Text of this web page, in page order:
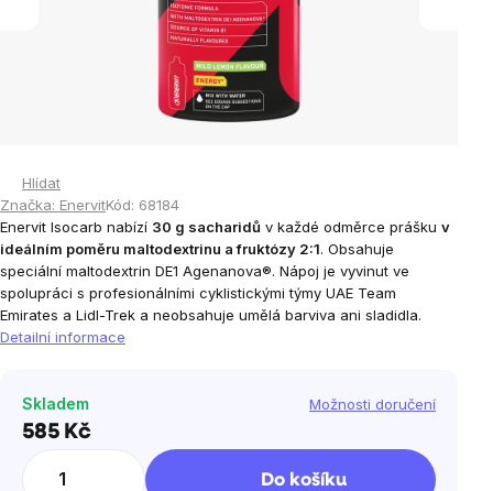
Hlídat
Značka: EnervitKód: 68184
Enervit Isocarb nabízí 30 g sacharidů v každé odměrce prášku v
ideálním poměru maltodextrinu a fruktózy 2:1. Obsahuje
speciální maltodextrin DE1 Agenanova®. Nápoj je vyvinut ve
spolupráci s profesionálními cyklistickými týmy UAE Team
Emirates a Lidl-Trek a neobsahuje umělá barviva ani sladidla.
Detailní informace
Skladem Možnosti doručení
585 Kč
Do košíku